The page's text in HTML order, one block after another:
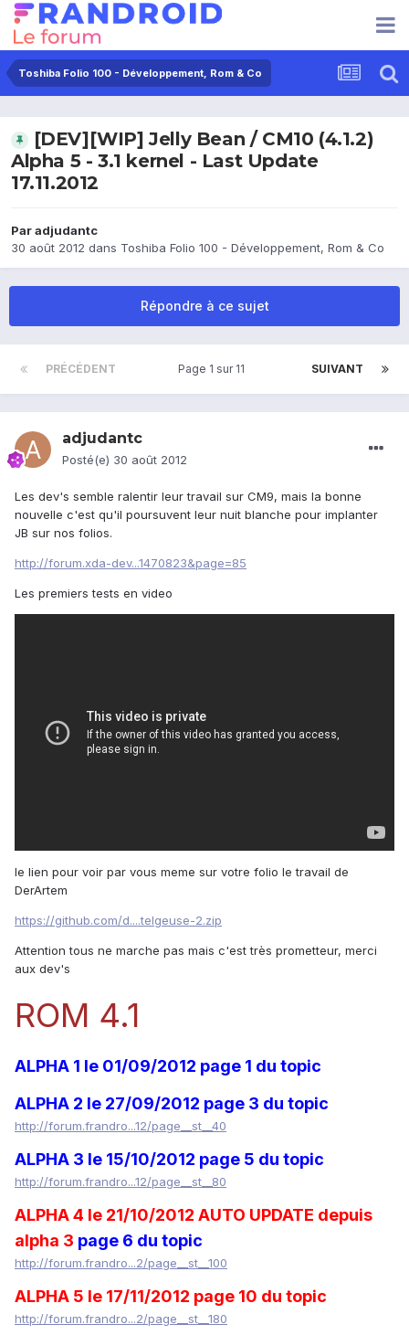
Toshiba Folio 100 - Développement, Rom & Co
[DEV][WIP] Jelly Bean / CM10 (4.1.2)
Alpha 5 - 3.1 kernel - Last Update
17.11.2012
Paradjudantc
30 août 2012 dans Toshiba Folio 100 - Développement, Rom & Co
Répondre à ce sujet
PRÉCÉDENT SUIVANT
Page 1 sur 11
adjudantc
Posté(e) 30 août 2012
Les dev's semble ralentir leur travail sur CM9, mais la bonne
nouvelle c'est qu'il poursuvent leur nuit blanche pour implanter
JB sur nos folios.
http://forum.xda-dev...1470823&page=85
Les premiers tests en video
le lien pour voir par vous meme sur votre folio le travail de
DerArtem
https://github.com/d....telgeuse-2.zip
Attention tous ne marche pas mais c'est très prometteur, merci
aux dev's
ROM 4.1
ALPHA 1 le 01/09/2012 page 1 du topic
ALPHA 2 le 27/09/2012 page 3 du topic
http://forum.frandro...12/page__st__40
ALPHA 3 le 15/10/2012 page 5 du topic
http://forum.frandro...12/page__st__80
ALPHA 4 le 21/10/2012 AUTO UPDATE depuis
alpha 3 page 6 du topic
http://forum.frandro...2/page__st__100
ALPHA 5 le 17/11/2012 page 10 du topic
http://forum.frandro...2/page__st__180